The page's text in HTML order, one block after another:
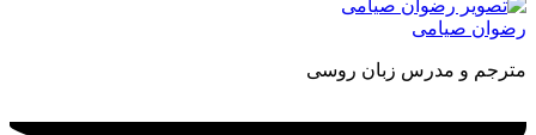
رضوان صیامی
مترجم و مدرس زبان روسی